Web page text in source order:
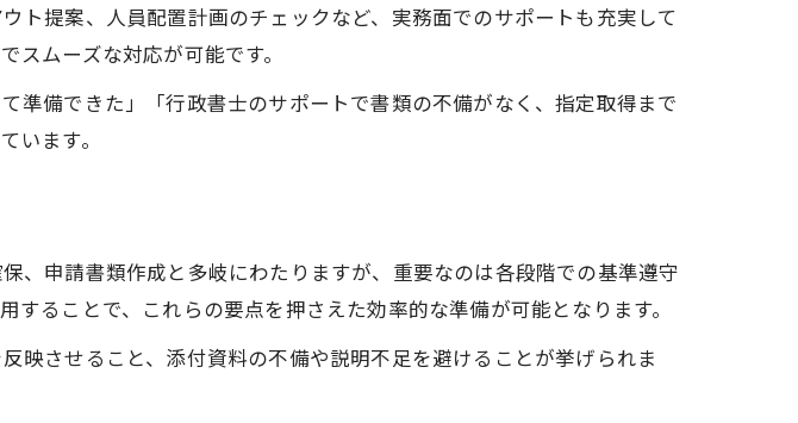
ト提案、人員配置計画のチェックなど、実務面でのサポートも充実して
ムーズな対応が可能です。
準備できた」「行政書士のサポートで書類の不備がなく、指定取得まで
います。
、申請書類作成と多岐にわたりますが、重要なのは各段階での基準遵守
ることで、これらの要点を押さえた効率的な準備が可能となります。
映させること、添付資料の不備や説明不足を避けることが挙げられま